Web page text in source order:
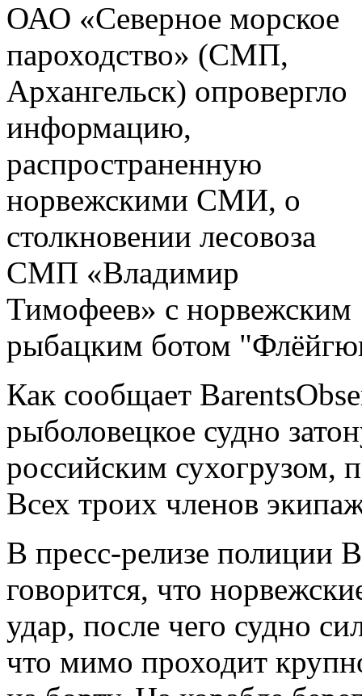
ОАО «Северное морское
пароходство» (СМП,
Архангельск) опровергло
информацию,
распространенную
норвежскими СМИ, о
столкновении лесовоза
СМП «Владимир
Тимофеев» с норвежским
рыбацким ботом
Как сообщает
рыболовецкое судно
российским сухогрузом,
Всех троих членов
В пресс-релизе полиции
говорится, что
удар, после чего судно
что мимо проходит